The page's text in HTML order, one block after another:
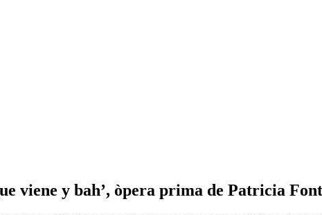
viene y bah’, òpera prima de Patricia Font